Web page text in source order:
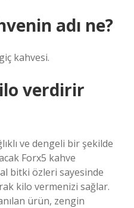
adı ne?
kahvesi.
verdirir
ve dengeli bir şekilde
Forx5 kahve
bitki özleri sayesinde
kilo vermenizi sağlar.
ürün, zengin